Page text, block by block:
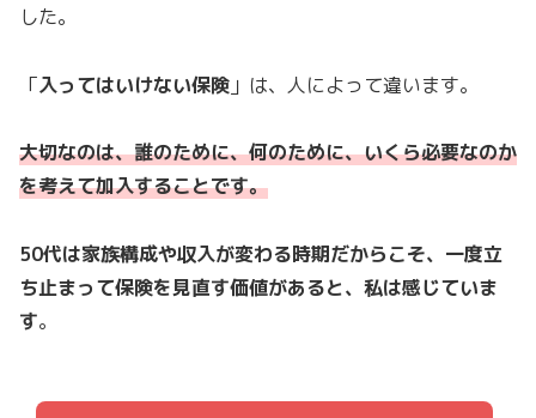
した。
「入ってはいけない保険 」は、人によって違います。
大切なのは、誰のために、何のために、いくら必要なのか
を考えて加入することです。
50代は家族構成や収入が変わる時期だからこそ、一度立
ち止まって保険を見直す価値があると、私は感じていま
す。